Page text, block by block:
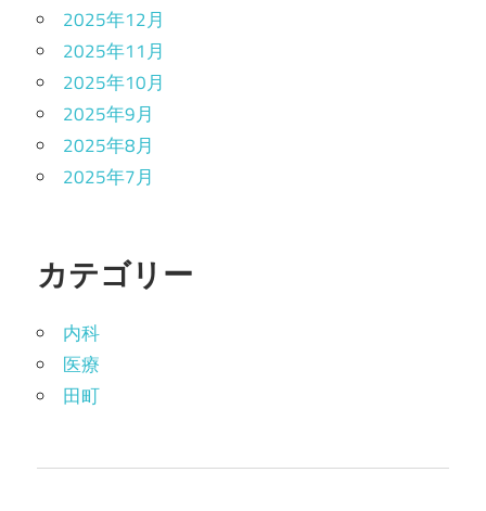
2025年12月
2025年11月
2025年10月
2025年9月
2025年8月
2025年7月
カテゴリー
内科
医療
田町